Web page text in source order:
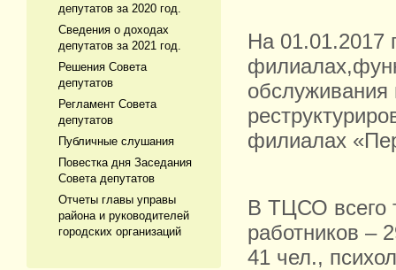
депутатов за 2020 год.
Сведения о доходах
депутатов за 2021 год.
Решения Совета
депутатов
Регламент Совета
депутатов
Публичные слушания
Повестка дня Заседания
Совета депутатов
Отчеты главы управы
района и руководителей
городских организаций
На 01.01.2017
филиалах
В ТЦСО всего
работников –
41 чел.,